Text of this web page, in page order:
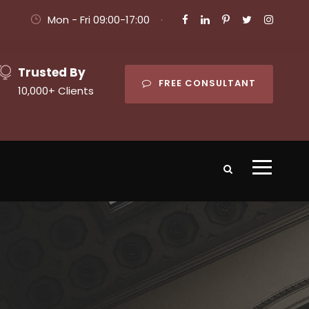
Mon - Fri 09:00-17:00 ·
Trusted By
10,000+ Clients
FREE CONSULTANT